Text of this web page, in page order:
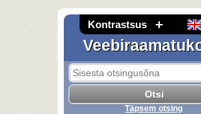
Kontrastsus
Täpsem otsing